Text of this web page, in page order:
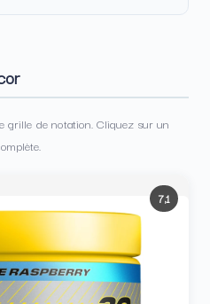
grille de notation. Cliquez sur un
7,1